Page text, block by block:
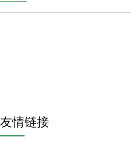
友情链接